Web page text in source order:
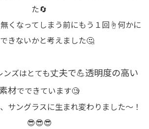
た🔄
くなってしまう前にもう１回☝️何かに
きないかと考えました🤔
ズはとても丈夫で💪透明度の高い
材でできています🧐
サングラスに生まれ変わりました～！
😎😎😎